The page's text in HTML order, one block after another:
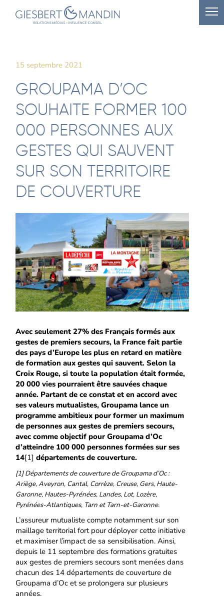
15 septembre 2021
GROUPAMA D’OC
SOUHAITE FORMER 100
000 PERSONNES AUX
GESTES QUI SAUVENT
SUR SON TERRITOIRE
DE COUVERTURE
Avec seulement 27% des Français formés aux
gestes de premiers secours, la France fait partie
des pays d’Europe les plus en retard en matière
de formation aux gestes qui sauvent. Selon la
Croix Rouge, si toute la population était formée,
20 000 vies pourraient être sauvées chaque
année. Partant de ce constat et en accord avec
ses valeurs mutualistes, Groupama lance un
programme ambitieux pour former un maximum
de personnes aux gestes de premiers secours,
avec comme objectif pour Groupama d’Oc
d’atteindre 100 000 personnes formées sur ses
14[1] départements de couverture.
[1]Départements de couverture de Groupama d’Oc :
Ariège, Aveyron, Cantal, Corrèze, Creuse, Gers, Haute-
Garonne, Hautes-Pyrénées, Landes, Lot, Lozère,
Pyrénées-Atlantiques, Tarn et Tarn-et-Garonne.
L’assureur mutualiste compte notamment sur son
maillage territorial fort pour déployer cette initiative
et maximiser l’impact de sa sensibilisation. Ainsi,
depuis le 11 septembre des formations gratuites
aux gestes de premiers secours sont menées dans
chacun des 14 départements de couverture de
Groupama d’Oc et se prolongera sur plusieurs
années.